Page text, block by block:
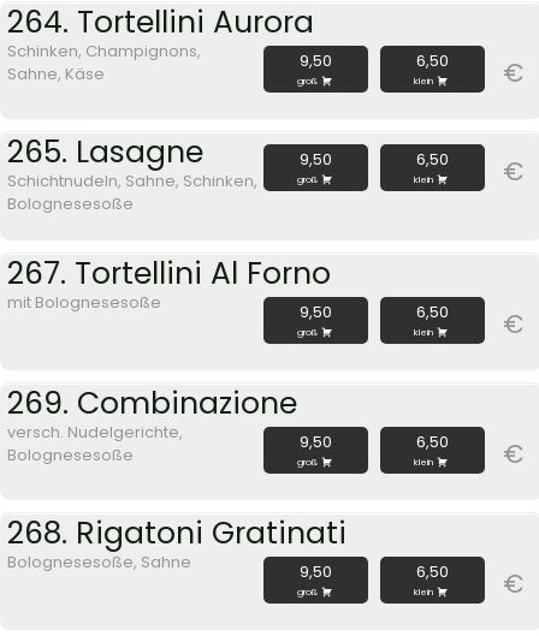
264. Tortellini Aurora
9,50
groß
6,50
klein €
Schinken, Champignons,
Sahne, Käse
265. Lasagne 9,50
groß
6,50
klein €
Schichtnudeln, Sahne, Schinken,
Bolognesesoße
267. Tortellini Al Forno
9,50
groß
6,50
klein €
mit Bolognesesoße
269. Combinazione
9,50
groß
6,50
klein €
versch. Nudelgerichte,
Bolognesesoße
268. Rigatoni Gratinati
9,50
groß
6,50
klein €
Bolognesesoße, Sahne